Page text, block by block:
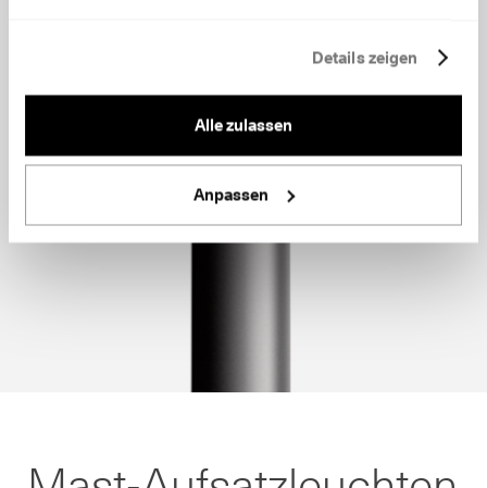
Details zeigen
Alle zulassen
Anpassen